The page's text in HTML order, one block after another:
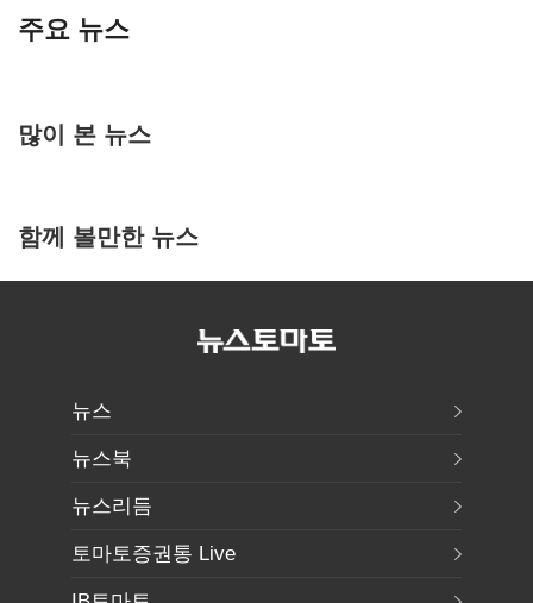
주요 뉴스
많이 본 뉴스
함께 볼만한 뉴스
뉴스
뉴스북
뉴스리듬
토마토증권통 Live